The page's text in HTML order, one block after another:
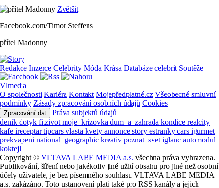
Zvětšit
Facebook.com/Timor Steffens
přítel Madonny
Redakce Inzerce Celebrity Móda Krása Databáze celebrit Soutěže
Vlmedia
O společnosti Kariéra Kontakt Mojepředplatné.cz Všeobecné smluvní
podmínky Zásady zpracování osobních údajů Cookies
Zpracování dat
Práva subjektů údajů
denik dotyk fitzivot moje_krizovka dum_a_zahrada kondice realcity
kafe ireceptartipcars vlasta kvety annonce story estranky cars igurmet
prekvapeni national_geographic kreativ poznat_svet iglanc automodul
koktejl
Copyright © VLTAVA LABE MEDIA a.s. všechna práva vyhrazena.
Publikování, šíření nebo jakékoliv jiné užití obsahu pro jiné než osobní
účely uživatele, je bez písemného souhlasu VLTAVA LABE MEDIA
a.s. zakázáno. Toto ustanovení platí také pro RSS kanály a jejich